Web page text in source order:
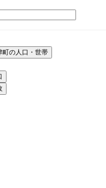
町の人口・世帯